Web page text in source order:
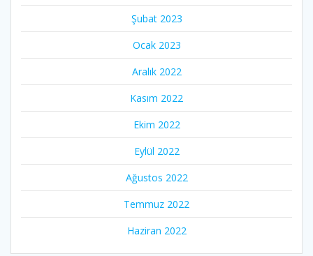
Şubat 2023
Ocak 2023
Aralık 2022
Kasım 2022
Ekim 2022
Eylül 2022
Ağustos 2022
Temmuz 2022
Haziran 2022